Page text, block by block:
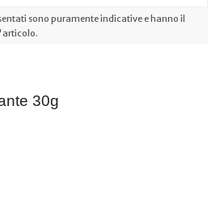
sono puramente indicative e hanno il
30g